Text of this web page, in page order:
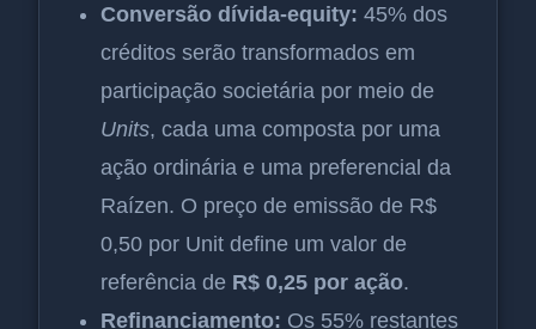
Conversão dívida-equity: 45% dos
créditos serão transformados em
participação societária por meio de
Units, cada uma composta por uma
ação ordinária e uma preferencial da
Raízen. O preço de emissão de R$
0,50 por Unit define um valor de
referência de R$ 0,25 por ação.
Refinanciamento: Os 55% restantes